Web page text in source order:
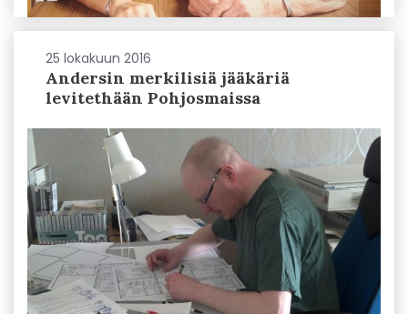
25 lokakuun 2016
Andersin merkilisiä jääkäriä
levitethään Pohjosmaissa